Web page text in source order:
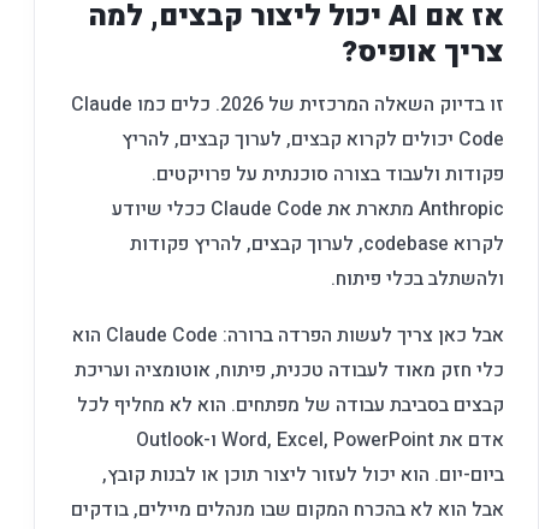
אז אם AI יכול ליצור קבצים, למה
צריך אופיס?
זו בדיוק השאלה המרכזית של 2026. כלים כמו Claude
Code יכולים לקרוא קבצים, לערוך קבצים, להריץ
פקודות ולעבוד בצורה סוכנתית על פרויקטים.
Anthropic מתארת את Claude Code ככלי שיודע
לקרוא codebase, לערוך קבצים, להריץ פקודות
ולהשתלב בכלי פיתוח.
אבל כאן צריך לעשות הפרדה ברורה: Claude Code הוא
כלי חזק מאוד לעבודה טכנית, פיתוח, אוטומציה ועריכת
קבצים בסביבת עבודה של מפתחים. הוא לא מחליף לכל
אדם את Word, Excel, PowerPoint ו-Outlook
ביום-יום. הוא יכול לעזור ליצור תוכן או לבנות קובץ,
אבל הוא לא בהכרח המקום שבו מנהלים מיילים, בודקים